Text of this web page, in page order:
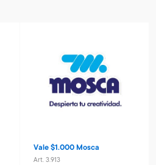
Vale $1.000 Mosca
Art. 3.913